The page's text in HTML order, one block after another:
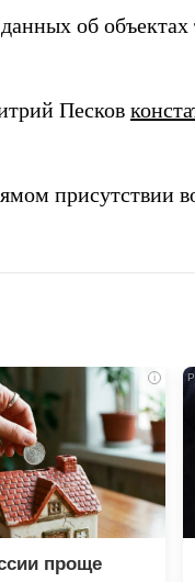
об
Песков
присутствии
i
проще